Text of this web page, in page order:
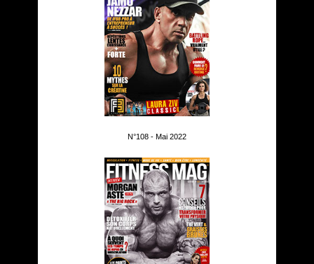
N°108 - Mai 2022